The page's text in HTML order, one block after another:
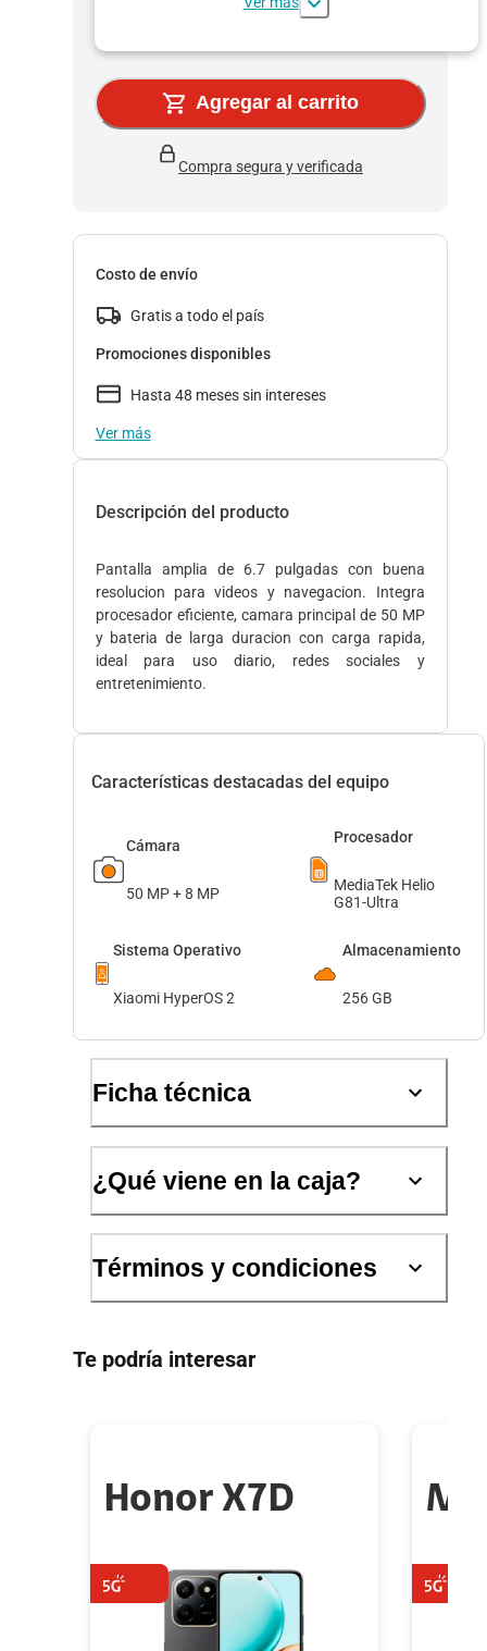
Agregar al carrito
Compra segura y verificada
Costo de envío
Gratis a todo el país
Promociones disponibles
Hasta 48 meses sin intereses
Ver más
Descripción del producto
Pantalla amplia de 6.7 pulgadas con buena
resolucion para videos y navegacion. Integra
procesador eficiente, camara principal de 50 MP
y bateria de larga duracion con carga rapida,
ideal para uso diario, redes sociales y
entretenimiento.
Características destacadas del equipo
Cámara
50 MP + 8 MP
Procesador
MediaTek Helio
G81-Ultra
Sistema Operativo
Xiaomi HyperOS 2
Almacenamiento
256 GB
Ficha técnica
¿Qué viene en la caja?
Términos y condiciones
Te podría interesar
Honor X7D